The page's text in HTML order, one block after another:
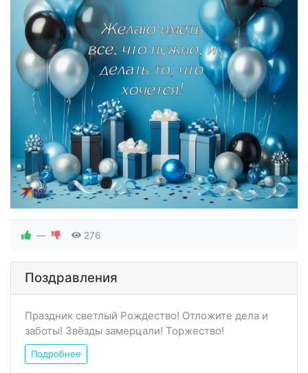
— 276
Поздравления
Праздник светлый Рождество! Отложите дела и
заботы! Звёзды замерцали! Торжество!
Подробнее